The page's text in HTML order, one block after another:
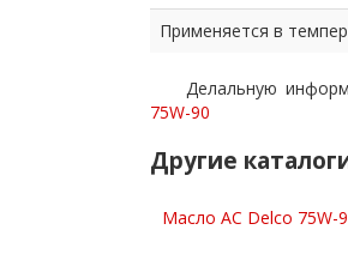
Применяется в
Делальную
75W-90
Другие
Масло AC Delco 75W-